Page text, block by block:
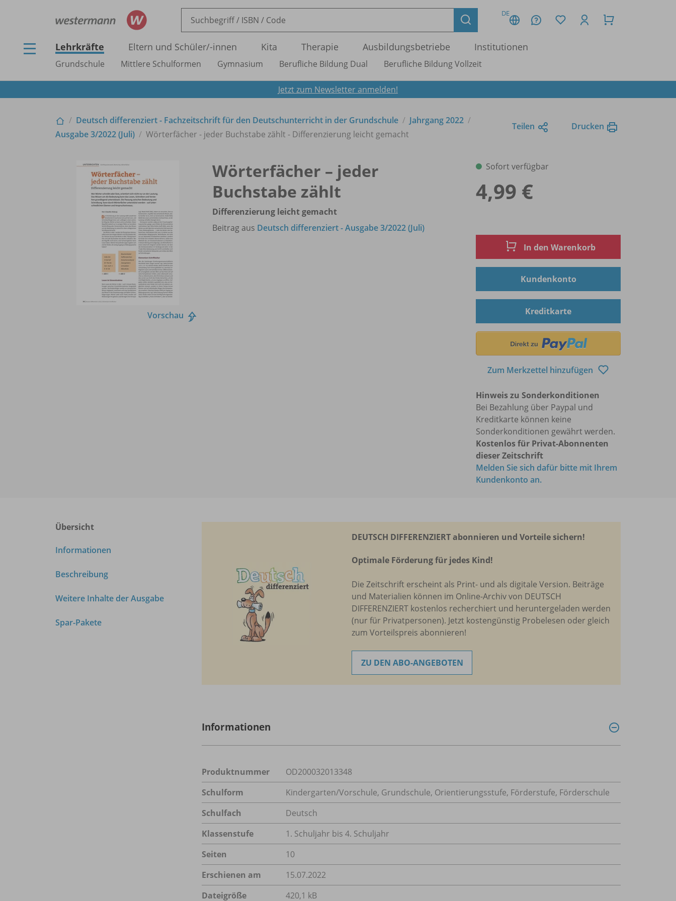
DE
Lehrkräfte Eltern und Schüler/-innen Kita Therapie Ausbildungsbetriebe Institutionen
Grundschule Mittlere Schulformen Gymnasium Berufliche Bildung Dual Berufliche Bildung Vollzeit
Jetzt zum Newsletter anmelden!
Deutsch differenziert - Fachzeitschrift für den Deutschunterricht in der Grundschule
Jahrgang 2022
Ausgabe 3/2022 (Juli) Wörterfächer - jeder Buchstabe zählt - Differenzierung leicht gemacht
Teilen Drucken
Vorschau
Wörterfächer – jeder
Buchstabe zählt
Differenzierung leicht gemacht
Beitrag aus Deutsch differenziert - Ausgabe 3/2022 (Juli)
Sofort verfügbar
4,99 €
In den Warenkorb
Kundenkonto
Kreditkarte
Zum Merkzettel hinzufügen
Hinweis zu Sonderkonditionen
Bei Bezahlung über Paypal und
Kreditkarte können keine
Sonderkonditionen gewährt werden.
Kostenlos für Privat-Abonnenten
dieser Zeitschrift
Melden Sie sich dafür bitte mit Ihrem
Kundenkonto an.
Übersicht
Informationen
Beschreibung
Weitere Inhalte der Ausgabe
Spar-Pakete
DEUTSCH DIFFERENZIERT abonnieren und Vorteile sichern!
Optimale Förderung für jedes Kind!
Die Zeitschrift erscheint als Print- und als digitale Version. Beiträge
und Materialien können im Online-Archiv von DEUTSCH
DIFFERENZIERT kostenlos recherchiert und heruntergeladen werden
(nur für Privatpersonen). Jetzt kostengünstig Probelesen oder gleich
zum Vorteilspreis abonnieren!
ZU DEN ABO-ANGEBOTEN
Informationen
Produktnummer
OD200032013348
Schulform
Kindergarten/Vorschule, Grundschule, Orientierungsstufe, Förderstufe, Förderschule
Schulfach
Deutsch
Klassenstufe
1. Schuljahr bis 4. Schuljahr
Seiten
10
Erschienen am
15.07.2022
Dateigröße
420,1 kB